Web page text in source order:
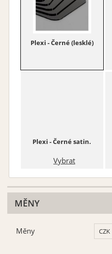
Plexi - Černé (lesklé)
Plexi - Černé satin.
Vybrat
MĚNY
Měny